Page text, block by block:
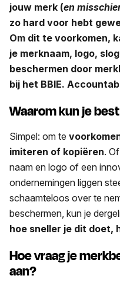
jouw merk (en
zo hard voor hebt
Om dit te voorkomen,
je merknaam, logo,
beschermen door
bij het BBIE.
Waarom kun je
Simpel: om te
imiteren of kopiëren.
naam en logo of een
ondernemingen liggen
schaamteloos over te
beschermen, kun je
hoe sneller je dit doet,
Hoe vraag je
aan?